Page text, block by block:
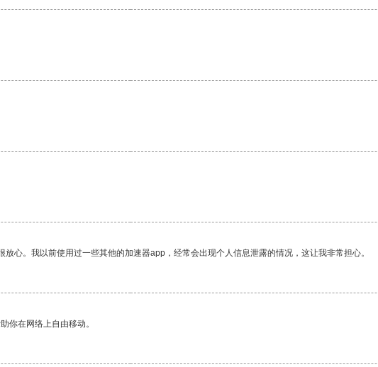
心。我以前使用过一些其他的加速器app，经常会出现个人信息泄露的情况，这让我非常担心。
你在网络上自由移动。